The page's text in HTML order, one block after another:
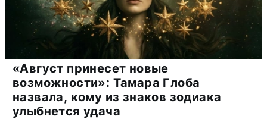
«Август принесет новые
возможности»: Тамара Глоба
назвала, кому из знаков зодиака
улыбнется удача